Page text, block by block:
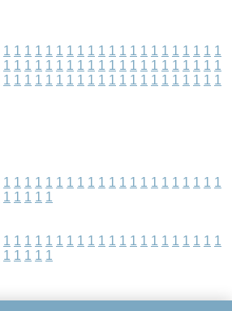
1 1 1 1 1 1 1 1 1 1 1 1 1 1 1 1 1 1 1 1 1
1 1 1 1 1 1 1 1 1 1 1 1 1 1 1 1 1 1 1 1 1
1 1 1 1 1 1 1 1 1 1 1 1 1 1 1 1 1 1 1 1 1
1 1 1 1 1 1 1 1 1 1 1 1 1 1 1 1 1 1 1 1 1
1 1 1 1 1
1 1 1 1 1 1 1 1 1 1 1 1 1 1 1 1 1 1 1 1 1
1 1 1 1 1